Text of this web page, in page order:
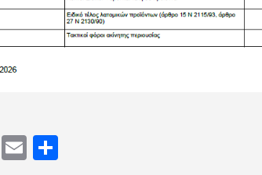
CopyEmail